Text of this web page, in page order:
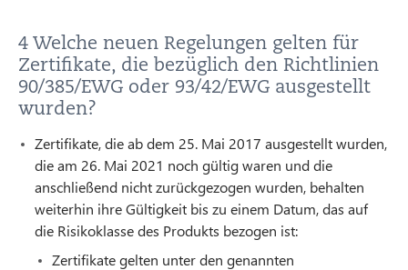
4 Welche neuen Regelungen gelten für
Zertifikate, die bezüglich den Richtlinien
90/385/EWG oder 93/42/EWG ausgestellt
wurden?
Zertifikate, die ab dem 25. Mai 2017 ausgestellt wurden,
die am 26. Mai 2021 noch gültig waren und die
anschließend nicht zurückgezogen wurden, behalten
weiterhin ihre Gültigkeit bis zu einem Datum, das auf
die Risikoklasse des Produkts bezogen ist:
Zertifikate gelten unter den genannten